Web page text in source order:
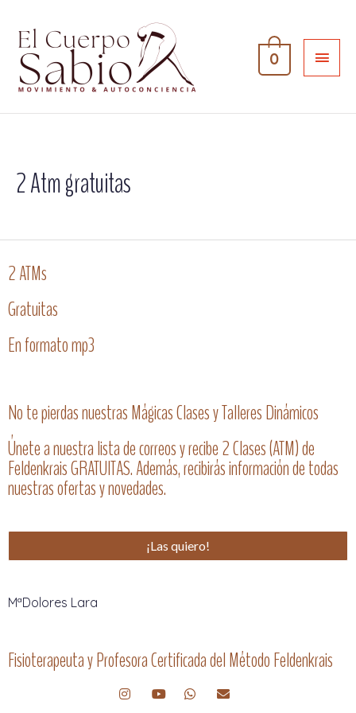
0
2 Atm gratuitas
2 ATMs
Gratuitas
En formato mp3
No te pierdas nuestras Mágicas Clases y Talleres Dinámicos
Únete a nuestra lista de correos y recibe 2 Clases (ATM) de
Feldenkrais GRATUITAS. Además, recibirás información de todas
nuestras ofertas y novedades.
¡Las quiero!
MªDolores Lara
Fisioterapeuta y Profesora Certificada del Método Feldenkrais